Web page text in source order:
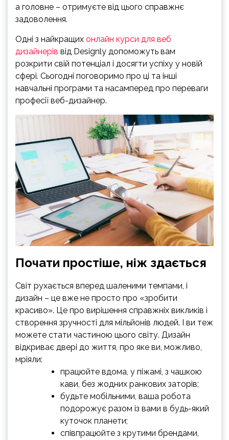
а головне – отримуєте від цього справжнє
задоволення.
Одні з найкращих онлайн курси для веб
дизайнерів від Designly допоможуть вам
розкрити свій потенціал і досягти успіху у новій
сфері. Сьогодні поговоримо про ці та інші
навчальні програми та насамперед про переваги
професії веб-дизайнер.
Почати простіше, ніж здається
Світ рухається вперед шаленими темпами, і
дизайн – це вже не просто про «зробити
красиво». Це про вирішення справжніх викликів і
створення зручності для мільйонів людей. І ви теж
можете стати частиною цього світу. Дизайн
відкриває двері до життя, про яке ви, можливо,
мріяли:
працюйте вдома, у піжамі, з чашкою
кави, без жодних ранкових заторів;
будьте мобільними, ваша робота
подорожує разом із вами в будь-який
куточок планети;
співпрацюйте з крутими брендами,